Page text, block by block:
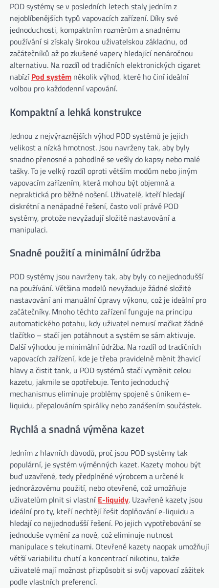
POD systémy se v posledních letech staly jedním z
nejoblíbenějších typů vapovacích zařízení. Díky své
jednoduchosti, kompaktním rozměrům a snadnému
používání si získaly širokou uživatelskou základnu, od
začátečníků až po zkušené vapery hledající nenáročnou
alternativu. Na rozdíl od tradičních elektronických cigaret
nabízíPod systém několik výhod, které ho činí ideální
volbou pro každodenní vapování.
Kompaktní a lehká konstrukce
Jednou z nejvýraznějších výhod POD systémů je jejich
velikost a nízká hmotnost. Jsou navrženy tak, aby byly
snadno přenosné a pohodlně se vešly do kapsy nebo malé
tašky. To je velký rozdíl oproti větším modům nebo jiným
vapovacím zařízením, která mohou být objemná a
nepraktická pro běžné nošení. Uživatelé, kteří hledají
diskrétní a nenápadné řešení, často volí právě POD
systémy, protože nevyžadují složité nastavování a
manipulaci.
Snadné použití a minimální údržba
POD systémy jsou navrženy tak, aby byly co nejjednodušší
na používání. Většina modelů nevyžaduje žádné složité
nastavování ani manuální úpravy výkonu, což je ideální pro
začátečníky. Mnoho těchto zařízení funguje na principu
automatického potahu, kdy uživatel nemusí mačkat žádné
tlačítko – stačí jen potáhnout a systém se sám aktivuje.
Další výhodou je minimální údržba. Na rozdíl od tradičních
vapovacích zařízení, kde je třeba pravidelně měnit žhavicí
hlavy a čistit tank, u POD systémů stačí vyměnit celou
kazetu, jakmile se opotřebuje. Tento jednoduchý
mechanismus eliminuje problémy spojené s únikem e-
liquidu, přepalováním spirálky nebo zanášením součástek.
Rychlá a snadná výměna kazet
Jedním z hlavních důvodů, proč jsou POD systémy tak
populární, je systém výměnných kazet. Kazety mohou být
buď uzavřené, tedy předplněné výrobcem a určené k
jednorázovému použití, nebo otevřené, což umožňuje
uživatelům plnit si vlastníE-liquidy. Uzavřené kazety jsou
ideální pro ty, kteří nechtějí řešit doplňování e-liquidu a
hledají co nejjednodušší řešení. Po jejich vypotřebování se
jednoduše vymění za nové, což eliminuje nutnost
manipulace s tekutinami. Otevřené kazety naopak umožňují
větší variabilitu chutí a koncentrací nikotinu, takže
uživatelé mají možnost přizpůsobit si svůj vapovací zážitek
podle vlastních preferencí.